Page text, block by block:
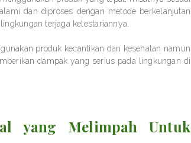
dan diproses dengan metode berkelanjutan
terjaga kelestariannya.
produk kecantikan dan kesehatan namun
dampak yang serius pada lingkungan di
yang Melimpah Untuk